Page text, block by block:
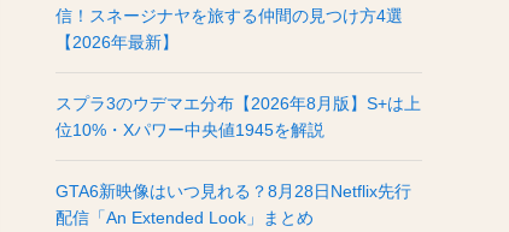
信！スネージナヤを旅する仲間の見つけ方4選
【2026年最新】
スプラ3のウデマエ分布【2026年8月版】S+は上
位10%・Xパワー中央値1945を解説
GTA6新映像はいつ見れる？8月28日Netflix先行
配信「An Extended Look」まとめ